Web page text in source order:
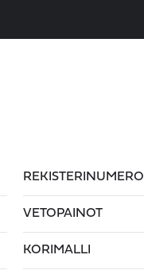
REKISTERINUMERO
VETOPAINOT
KORIMALLI